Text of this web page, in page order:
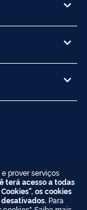
prover serviços
terá acesso a todas
os cookies
Para